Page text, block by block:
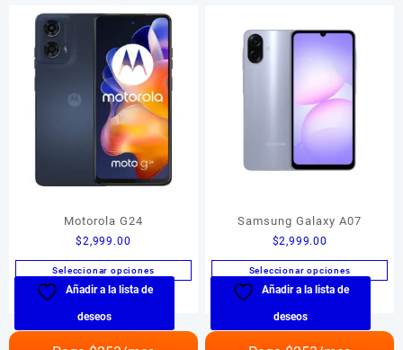
Tamaño del producto
Tamaño del producto
Motorola G24
$2,999.00
Seleccionar opciones
Este
tiene
Añadir a la lista de
deseos
Samsung Galaxy A07
$2,999.00
Seleccionar opciones
Este
tiene
Añadir a la lista de
deseos